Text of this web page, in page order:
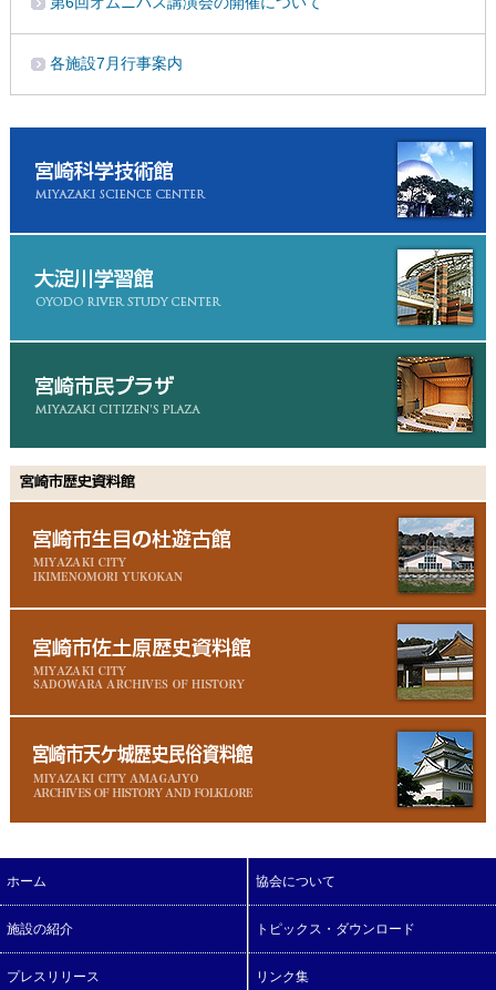
各施設7月行事案内
ホーム 協会について
施設の紹介 トピックス・ダウンロード
プレスリリース リンク集